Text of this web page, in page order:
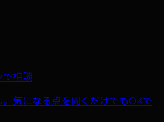
で相談
気になる点を聞くだけでもOKで